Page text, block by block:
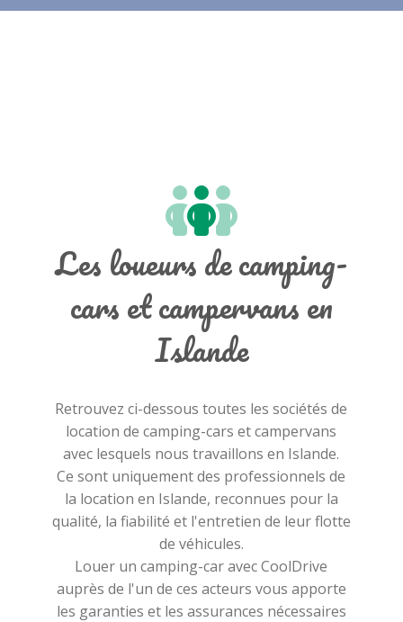
Les loueurs de camping-
cars et campervans en
Islande
Retrouvez ci-dessous toutes les sociétés de
location de camping-cars et campervans
avec lesquels nous travaillons en Islande.
Ce sont uniquement des professionnels de
la location en Islande, reconnues pour la
qualité, la fiabilité et l'entretien de leur flotte
de véhicules.
Louer un camping-car avec CoolDrive
auprès de l'un de ces acteurs vous apporte
les garanties et les assurances nécessaires